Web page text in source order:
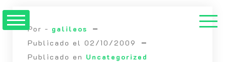
contenido
Por - galileos
Publicado el 02/10/2009
Publicado en Uncategorized